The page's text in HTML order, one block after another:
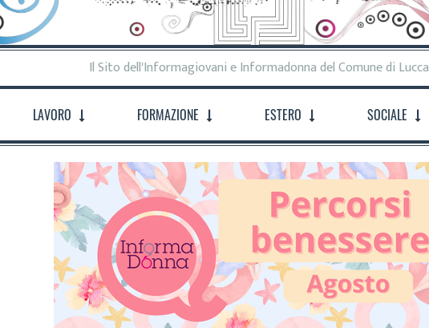
Il Sito dell'Informagiovani e Informadonna del Comune di Lucca
LAVORO FORMAZIONE ESTERO SOCIALE